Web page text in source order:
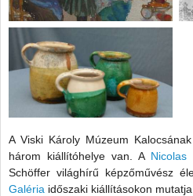
A Viski Károly Múzeum
három kiállítóhelye van. A Nicolas
Schöffer világhírű képzőművész
Galéria időszaki kiállításokon